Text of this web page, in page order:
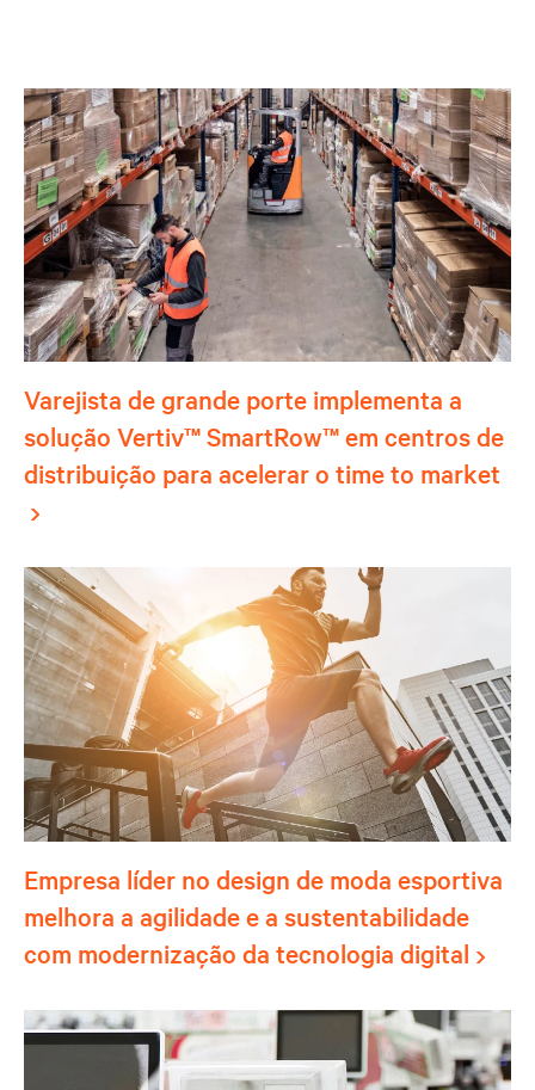
Varejista de grande porte implementa a
solução Vertiv™ SmartRow™ em centros de
distribuição para acelerar o time to market
Empresa líder no design de moda esportiva
melhora a agilidade e a sustentabilidade
com modernização da tecnologia digital